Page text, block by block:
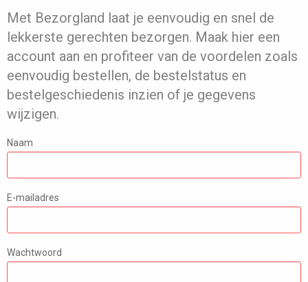
Met Bezorgland laat je eenvoudig en snel de
lekkerste gerechten bezorgen. Maak hier een
account aan en profiteer van de voordelen zoals
eenvoudig bestellen, de bestelstatus en
bestelgeschiedenis inzien of je gegevens
wijzigen.
Naam
E-mailadres
Wachtwoord